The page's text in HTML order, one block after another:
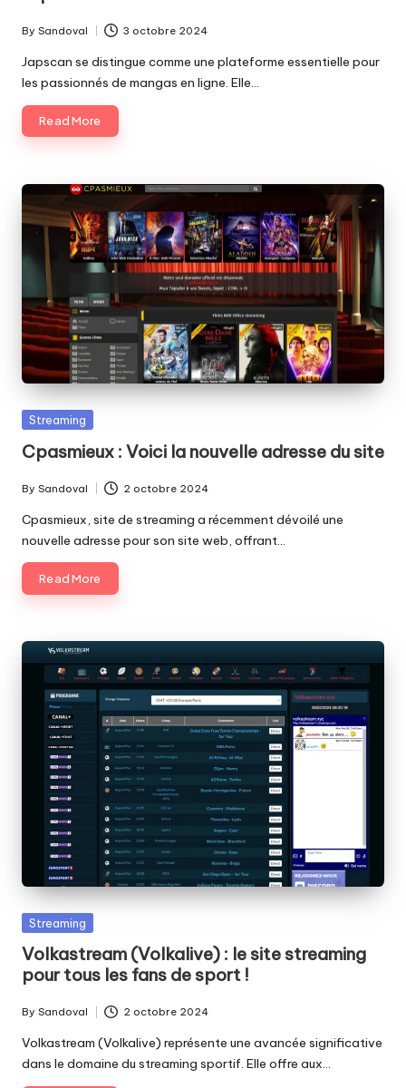
Posted
by
By Sandoval 3 octobre 2024
Japscan se distingue comme une plateforme essentielle pour
les passionnés de mangas en ligne. Elle…
Read More
Posted
Streaming
Cpasmieux : Voici la nouvelle adresse du site
Posted
by
By Sandoval 2 octobre 2024
Cpasmieux, site de streaming a récemment dévoilé une
nouvelle adresse pour son site web, offrant…
Read More
Posted
Streaming
Volkastream (Volkalive) : le site streaming
pour tous les fans de sport !
Posted
by
By Sandoval 2 octobre 2024
Volkastream (Volkalive) représente une avancée significative
dans le domaine du streaming sportif. Elle offre aux…